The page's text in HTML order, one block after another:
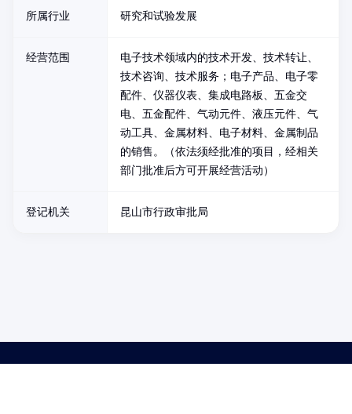
所属行业 研究和试验发展
经营范围
电子技术领域内的技术开发、技术转让、
技术咨询、技术服务；电子产品、电子零
配件、仪器仪表、集成电路板、五金交
电、五金配件、气动元件、液压元件、气
动工具、金属材料、电子材料、金属制品
的销售。（依法须经批准的项目，经相关
部门批准后方可开展经营活动）
登记机关 昆山市行政审批局